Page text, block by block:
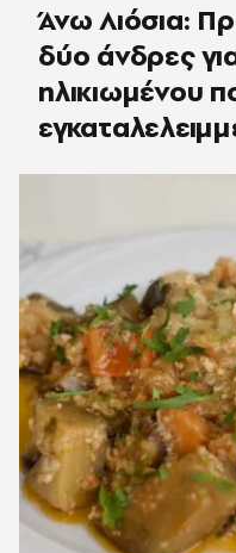
Άνω Λιόσια:
δύο άνδρες
ηλικιωμένου